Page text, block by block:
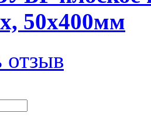
50х400мм
отзыв